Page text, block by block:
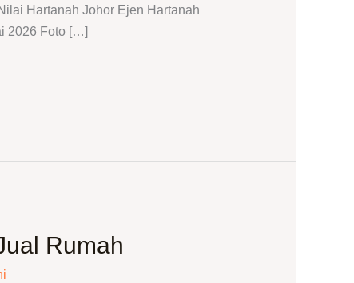
Hartanah Johor Ejen Hartanah
2026 Foto […]
Rumah